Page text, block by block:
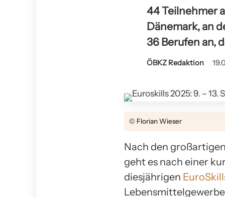
44 Teilnehmer
Dänemark, an
36 Berufen an,
ÖBKZ Redaktion
© Florian Wieser
Nach den
geht es nach einer
diesjährigen